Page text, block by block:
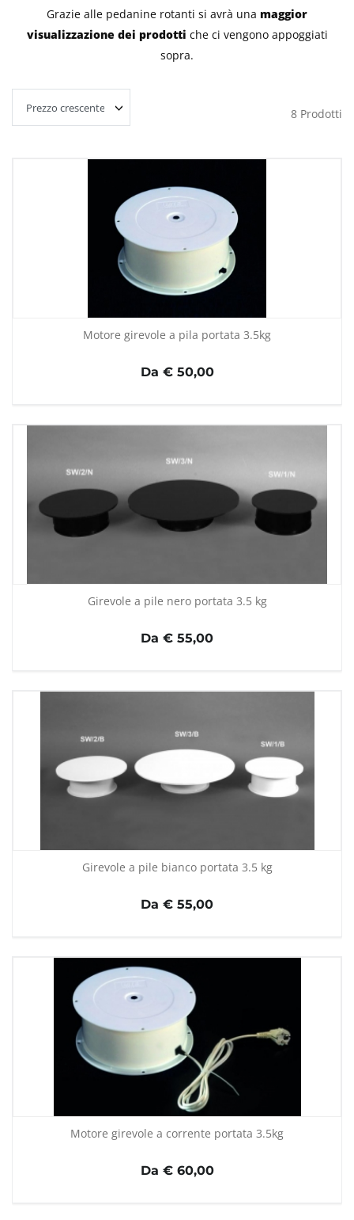
Grazie alle pedanine rotanti si avrà una maggior
visualizzazione dei prodotti che ci vengono appoggiati
sopra.
8 Prodotti
Motore girevole a pila portata 3.5kg
Da € 50,00
Girevole a pile nero portata 3.5 kg
Da € 55,00
Girevole a pile bianco portata 3.5 kg
Da € 55,00
Motore girevole a corrente portata 3.5kg
Da € 60,00